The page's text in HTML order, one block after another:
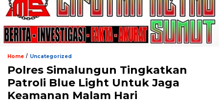
Home / Uncategorized
Polres Simalungun Tingkatkan
Patroli Blue Light Untuk Jaga
Keamanan Malam Hari